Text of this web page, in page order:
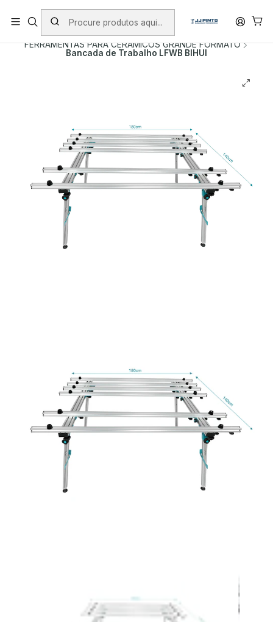
PORTES INCLUÍDOS EM ENCOMENDAS +75€ (excepto ilhas)
Início
PRODUTOS
FERRAMENTAS PARA CERAMICOS GRANDE FORMATO
Bancada de Trabalho LFWB BIHUI